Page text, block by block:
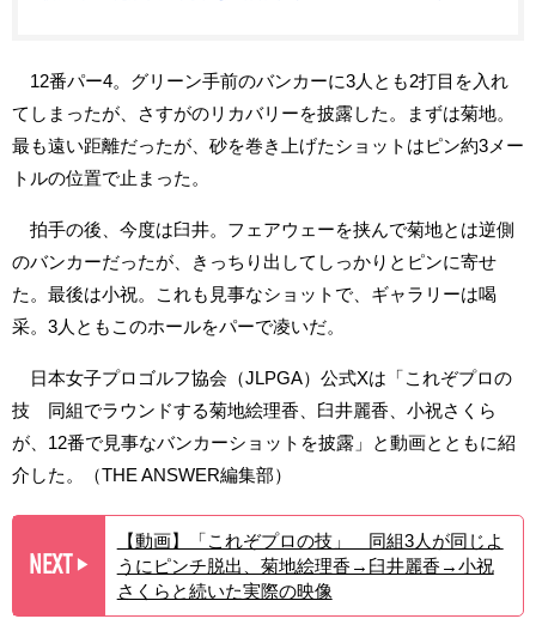
12番パー4。グリーン手前のバンカーに3人とも2打目を入れ
てしまったが、さすがのリカバリーを披露した。まずは菊地。
最も遠い距離だったが、砂を巻き上げたショットはピン約3メー
トルの位置で止まった。
拍手の後、今度は臼井。フェアウェーを挟んで菊地とは逆側
のバンカーだったが、きっちり出してしっかりとピンに寄せ
た。最後は小祝。これも見事なショットで、ギャラリーは喝
采。3人ともこのホールをパーで凌いだ。
日本女子プロゴルフ協会（JLPGA）公式Xは「これぞプロの
技 同組でラウンドする菊地絵理香、臼井麗香、小祝さくら
が、12番で見事なバンカーショットを披露」と動画とともに紹
介した。（THE ANSWER編集部）
NEXT ▶︎
【動画】「これぞプロの技」 同組3人が同じよ
うにピンチ脱出、菊地絵理香→臼井麗香→小祝
さくらと続いた実際の映像